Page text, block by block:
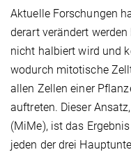
Aktuelle Forschungen
derart verändert
nicht halbiert wird und
wodurch mitotische
allen Zellen einer
auftreten. Dieser
(MiMe), ist das
jeden der drei